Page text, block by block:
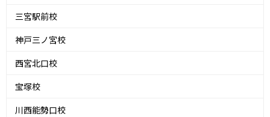
三宮駅前校
神戸三ノ宮校
西宮北口校
宝塚校
川西能勢口校